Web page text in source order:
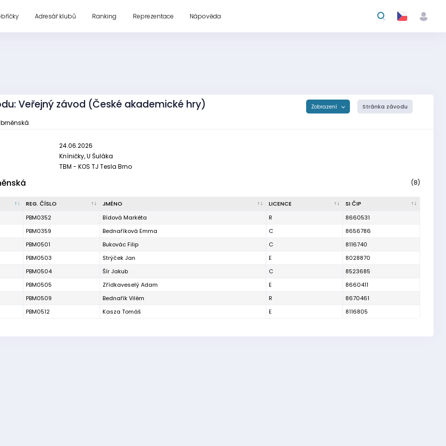
Adresář klubů Ranking Reprezentace Nápověda
Veřejný závod (České akademické hry) Zobrazení Stránka závodu
24.06.2026
Kníničky, U Šuláka
TBM - KOS TJ Tesla Brno
(8)
REG. ČÍSLO JMÉNO LICENCE
SI ČIP
PBM0352 Bídová Markéta R
8660531
PBM0359 Bednaříková Emma C
8656786
PBM0501 Bukovác Filip C
8116740
PBM0503 Strýček Jan E
8028870
PBM0504 Šír Jakub C
8523685
PBM0505 Zřídkaveselý Adam E
8660411
PBM0509 Bednařík Vilém R
8670461
PBM0512 Kasza Tomáš E 8116805